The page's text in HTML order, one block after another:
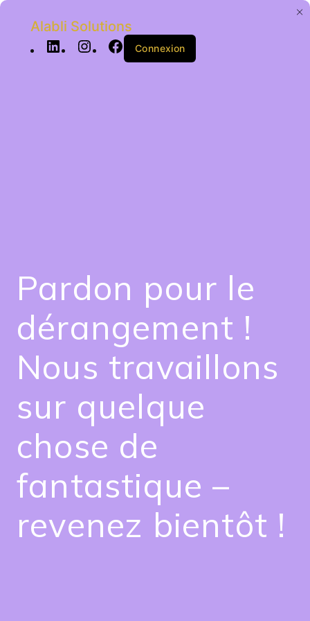
Alabli Solutions
Connexion
Pardon pour le
dérangement !
Nous travaillons
sur quelque
chose de
fantastique –
revenez bientôt !